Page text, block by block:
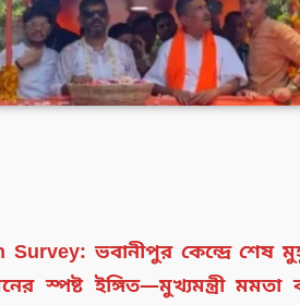
ভবানীপুর কেন্দ্রে শেষ
স্পষ্ট ইঙ্গিত—মুখ্যমন্ত্রী মমতা